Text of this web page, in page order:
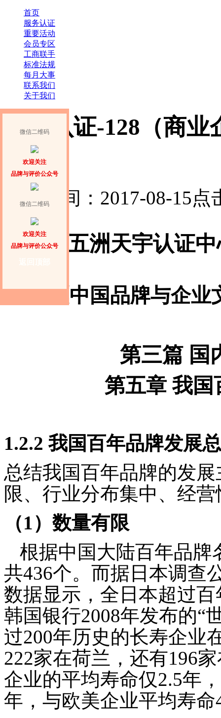
首页
服务认证
重要活动
会员专区
工商联手
标准法规
每月大事
联系我们
关于我们
品牌认证-128（商
告)
发布时间：2017-08-15点
北京五洲天宇认证中
《中国品牌与企业
第三篇 国
第五章 我国
1.2.2 我国百年品牌发展
总结我国百年品牌的发
限、行业分布集中、经
（1）数量有限
根据中国大陆百年品牌
共436个。而据日本调查
数据显示，全日本超过
韩国银行2008年发布的“
过200年历史的长寿企业
222家在荷兰，还有196
企业的平均寿命仅2.5年
年，与欧美企业平均寿命
微信二维码
欢迎关注
品牌与评价公众号
微信二维码
欢迎关注
品牌与评价公众号